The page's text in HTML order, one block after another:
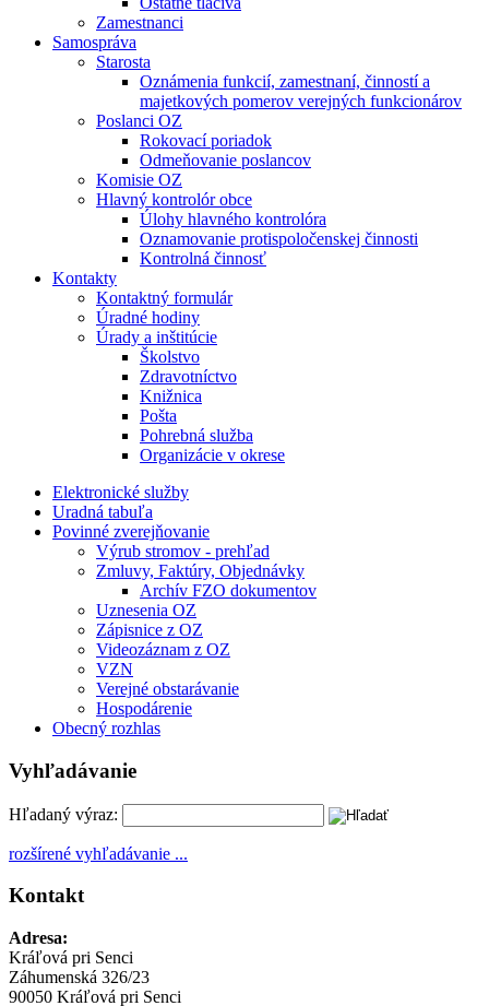
Zamestnanci
Samospráva
Starosta
Oznámenia funkcií, zamestnaní, činností a
majetkových pomerov verejných funkcionárov
Poslanci OZ
Rokovací poriadok
Odmeňovanie poslancov
Komisie OZ
Hlavný kontrolór obce
Úlohy hlavného kontrolóra
Oznamovanie protispoločenskej činnosti
Kontrolná činnosť
Kontakty
Kontaktný formulár
Úradné hodiny
Úrady a inštitúcie
Školstvo
Zdravotníctvo
Knižnica
Pošta
Pohrebná služba
Organizácie v okrese
Elektronické služby
Uradná tabuľa
Povinné zverejňovanie
Výrub stromov - prehľad
Zmluvy, Faktúry, Objednávky
Archív FZO dokumentov
Uznesenia OZ
Zápisnice z OZ
Videozáznam z OZ
VZN
Verejné obstarávanie
Hospodárenie
Obecný rozhlas
Vyhľadávanie
Hľadaný výraz:
rozšírené vyhľadávanie ...
Kontakt
Adresa:
Kráľová pri Senci
Záhumenská 326/23
90050 Kráľová pri Senci